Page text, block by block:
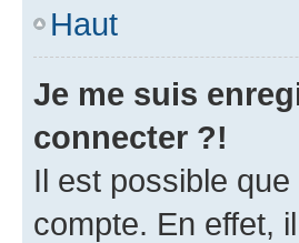
Haut
Je me suis
connecter ?!
Il est possible
compte. En effet,